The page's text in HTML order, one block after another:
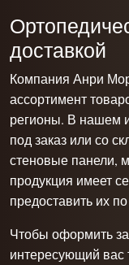
доставкой
Компания Анри
ассортимент
регионы. В нашем
под заказ или со
стеновые панели,
продукция имеет
предоставить их
Чтобы оформить
интересующий вас